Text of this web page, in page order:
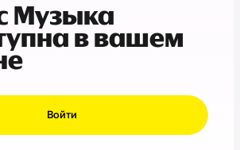
Музыка
в вашем
Войти